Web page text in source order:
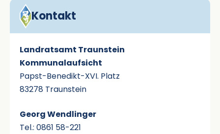
Kontakt
Landratsamt Traunstein
Kommunalaufsicht
Papst-Benedikt-XVI. Platz
83278 Traunstein
Georg Wendlinger
Tel.: 0861 58-221